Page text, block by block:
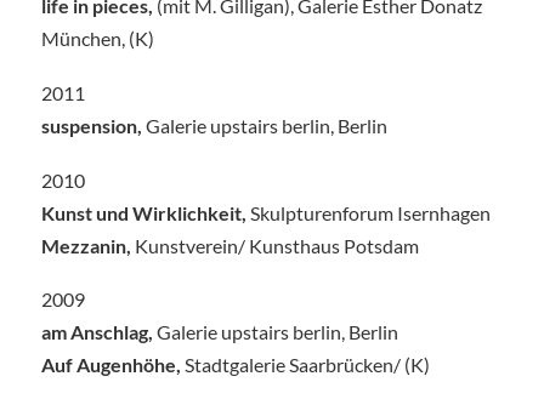
life in pieces, (mit M. Gilligan), Galerie Esther Donatz
München, (K)
2011
suspension, Galerie upstairs berlin, Berlin
2010
Kunst und Wirklichkeit, Skulpturenforum Isernhagen
Mezzanin, Kunstverein/ Kunsthaus Potsdam
2009
am Anschlag, Galerie upstairs berlin, Berlin
Auf Augenhöhe, Stadtgalerie Saarbrücken/ (K)